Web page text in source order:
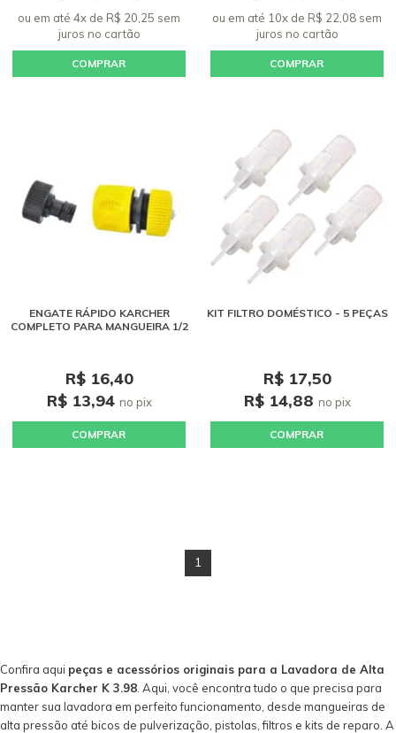
ou em até 4x de R$ 20,25 sem
juros no cartão
COMPRAR
ou em até 10x de R$ 22,08 sem
juros no cartão
COMPRAR
ENGATE RÁPIDO KARCHER
COMPLETO PARA MANGUEIRA 1/2
R$ 16,40
R$ 13,94 no pix
COMPRAR
KIT FILTRO DOMÉSTICO - 5 PEÇAS
R$ 17,50
R$ 14,88 no pix
COMPRAR
1
Confira aqui peças e acessórios originais para a Lavadora de Alta
Pressão Karcher K 3.98 . Aqui, você encontra tudo o que precisa para
manter sua lavadora em perfeito funcionamento, desde mangueiras de
alta pressão até bicos de pulverização, pistolas, filtros e kits de reparo. A